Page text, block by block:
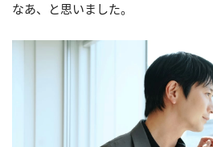
なあ、と思いました。